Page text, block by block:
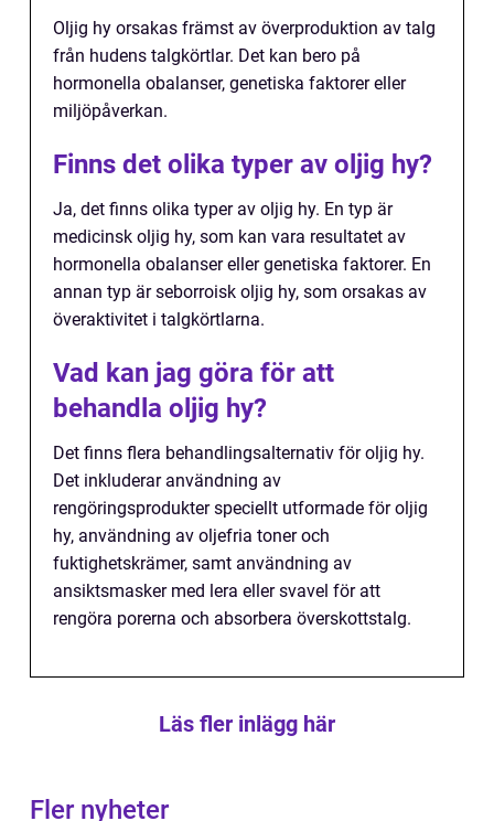
Oljig hy orsakas främst av överproduktion av talg
från hudens talgkörtlar. Det kan bero på
hormonella obalanser, genetiska faktorer eller
miljöpåverkan.
Finns det olika typer av oljig hy?
Ja, det finns olika typer av oljig hy. En typ är
medicinsk oljig hy, som kan vara resultatet av
hormonella obalanser eller genetiska faktorer. En
annan typ är seborroisk oljig hy, som orsakas av
överaktivitet i talgkörtlarna.
Vad kan jag göra för att
behandla oljig hy?
Det finns flera behandlingsalternativ för oljig hy.
Det inkluderar användning av
rengöringsprodukter speciellt utformade för oljig
hy, användning av oljefria toner och
fuktighetskrämer, samt användning av
ansiktsmasker med lera eller svavel för att
rengöra porerna och absorbera överskottstalg.
Läs fler inlägg här
Fler nyheter